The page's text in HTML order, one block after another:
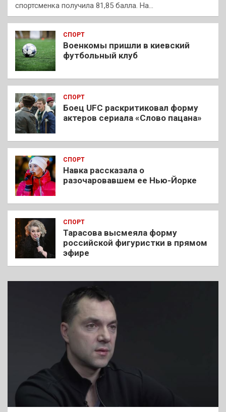
спортсменка получила 81,85 балла. На…
СПОРТ
Военкомы пришли в киевский
футбольный клуб
СПОРТ
Боец UFC раскритиковал форму
актеров сериала «Слово пацана»
СПОРТ
Навка рассказала о
разочаровавшем ее Нью-Йорке
СПОРТ
Тарасова высмеяла форму
российской фигуристки в прямом
эфире